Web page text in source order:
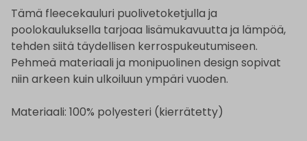
Tämä fleecekauluri puolivetoketjulla ja
poolokauluksella tarjoaa lisämukavuutta ja lämpöä,
tehden siitä täydellisen kerrospukeutumiseen.
Pehmeä materiaali ja monipuolinen design sopivat
niin arkeen kuin ulkoiluun ympäri vuoden.
Materiaali: 100% polyesteri (kierrätetty)